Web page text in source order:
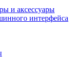
и аксессуары
интерфейса